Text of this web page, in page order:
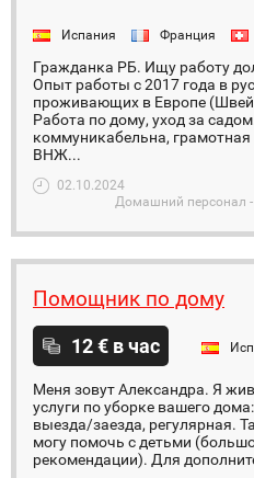
Испания Франция
Гражданка РБ. Ищу работу
Опыт работы с 2017 года в
проживающих в Европе
Работа по дому, уход за
коммуникабельна, грамотная
ВНЖ...
02.10.2024
Домашний персонал
Помощник по дому
12 € в час
Меня зовут Александра. Я
услуги по уборке вашего
выезда/заезда, регулярная.
могу помочь с детьми
рекомендации). Для